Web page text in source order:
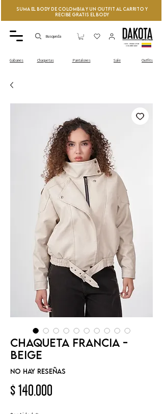
Busqueda
100% PRODUCTOS
COLOMBIANO
Gabanes Chaquetas Pantalones Sale Outfits
Suma el Body de Colombia y un Outfit al Carrito y
recibe GRATIS el Body
Chaqueta Francia -
Beige
No hay reseñas
$ 140.000